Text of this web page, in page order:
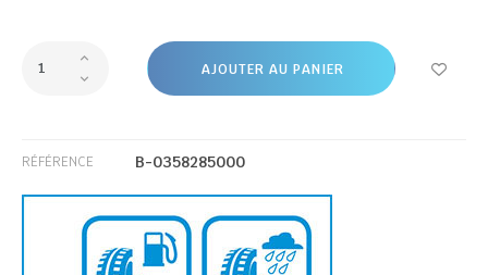
AJOUTER AU PANIER
RÉFÉRENCE B-0358285000